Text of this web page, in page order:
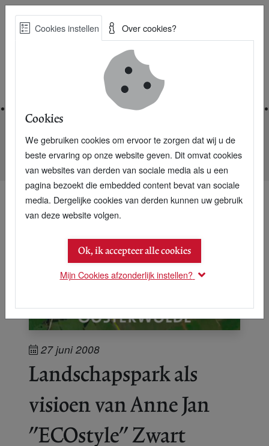
Skip
Best Practices voor een duurzame toekomst
Nieuwsarchief
Landschapspark als visioen van Anne Jan "ECOstyle" Zwart
27 juni 2008
Landschapspark als
visioen van Anne Jan
"ECOstyle" Zwart
Cookies instellen Over cookies?
Cookies
We gebruiken cookies om ervoor te zorgen dat wij u de
beste ervaring op onze website geven. Dit omvat cookies
van websites van derden van sociale media als u een
pagina bezoekt die embedded content bevat van sociale
media. Dergelijke cookies van derden kunnen uw gebruik
van deze website volgen.
Ok, ik accepteer alle cookies
Mijn Cookies afzonderlijk instellen?